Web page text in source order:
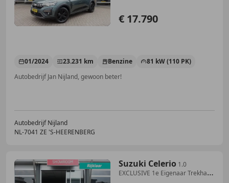
€ 17.790
01/2024 23.231 km Benzine
81 kW (110 PK)
Autobedrijf Jan Nijland, gewoon beter!
Autobedrijf Nijland
NL-7041 ZE 'S-HEERENBERG
Suzuki Celerio 1.0
EXCLUSIVE 1e Eigenaar Trekhaak